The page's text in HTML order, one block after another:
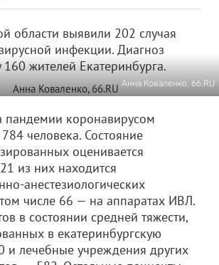
области выявили 202 случая
инфекции. Диагноз
жителей Екатеринбурга.
Анна Коваленко, 66.RU
пандемии коронавирусом
человека. Состояние
оценивается
из них находится
анестезиологических
числе 66 — на аппаратах ИВЛ.
в состоянии средней тяжести,
в екатеринбургскую
и лечебные учреждения других